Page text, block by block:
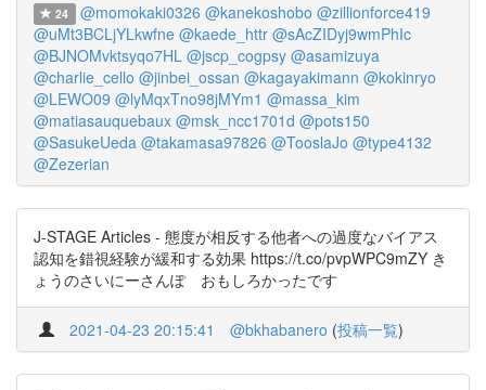
24 @momokaki0326 @kanekoshobo @zillionforce419
@uMt3BCLjYLkwfne @kaede_httr @sAcZIDyj9wmPhIc
@BJNOMvktsyqo7HL @jscp_cogpsy @asamizuya
@charlie_cello @jinbei_ossan @kagayakimann @kokinryo
@LEWO09 @lyMqxTno98jMYm1 @massa_kim
@matiasauquebaux @msk_ncc1701d @pots150
@SasukeUeda @takamasa97826 @TooslaJo @type4132
@Zezerian
J-STAGE Articles - 態度が相反する他者への過度なバイアス
認知を錯視経験が緩和する効果 https://t.co/pvpWPC9mZY き
ょうのさいにーさんぽ おもしろかったです
2021-04-23 20:15:41 @bkhabanero (投稿一覧)